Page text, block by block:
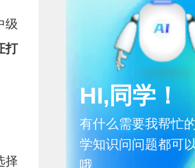
级
打
择
HI,同学！
有什么需要我帮忙
学知识问问题都可
哦。